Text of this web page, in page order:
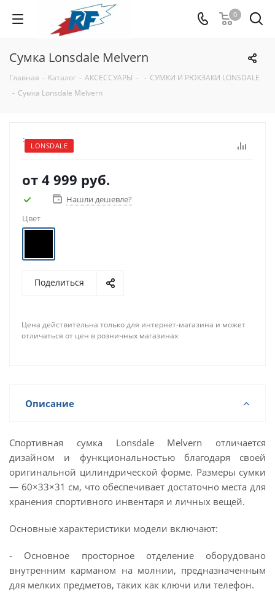
0
Сумка Lonsdale Melvern
Главная - Каталог - АКСЕССУАРЫ - - СУМКИ И РЮКЗАКИ LONSDALE
- Сумка Lonsdale Melvern
LONSDALE
:
от 4 999 руб.
Нашли дешевле?
Цвет
Поделиться
Цена действительна только для интернет-магазина и может
отличаться от цен в розничных магазинах
Описание
Спортивная сумка Lonsdale Melvern отличается
дизайном и функциональностью благодаря своей
оригинальной цилиндрической форме. Размеры сумки
— 60×33×31 см, что обеспечивает достаточно места для
хранения спортивного инвентаря и личных вещей.
Основные характеристики модели включают:
- Основное просторное отделение оборудовано
внутренним карманом на молнии, предназначенным
для мелких предметов, таких как ключи или телефон.